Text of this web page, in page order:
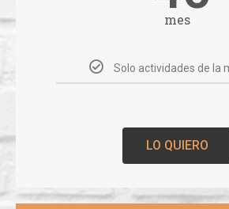
mes
Solo actividades de la
LO QUIERO